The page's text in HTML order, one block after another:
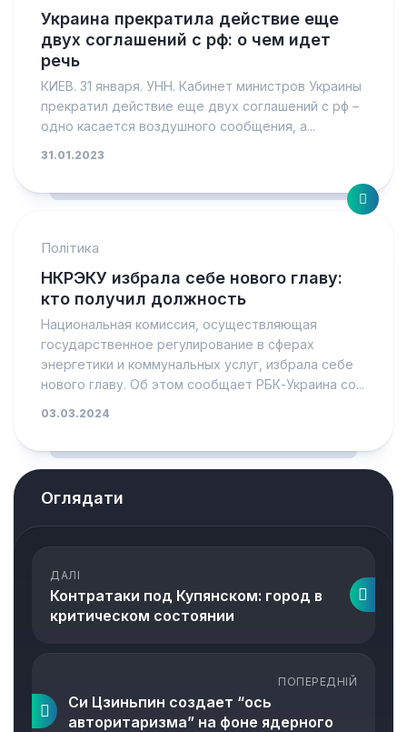
Украина прекратила действие еще
двух соглашений с рф: о чем идет
речь
КИЕВ. 31 января. УНН. Кабинет министров Украины
прекратил действие еще двух соглашений с рф –
одно касается воздушного сообщения, а...
31.01.2023
Політика
НКРЭКУ избрала себе нового главу:
кто получил должность
Национальная комиссия, осуществляющая
государственное регулирование в сферах
энергетики и коммунальных услуг, избрала себе
нового главу. Об этом сообщает РБК-Украина со...
03.03.2024
Оглядати
ДАЛІ
Контратаки под Купянском: город в
критическом состоянии
ПОПЕРЕДНІЙ
Си Цзиньпин создает “ось
авторитаризма” на фоне ядерного